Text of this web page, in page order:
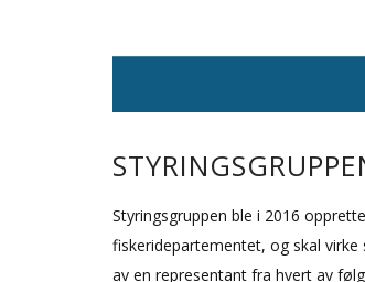
Styringsgruppen ble i 2016
fiskeridepartementet, og skal
av en representant fra hvert av